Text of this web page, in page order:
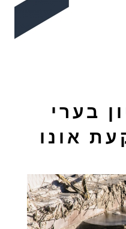
בערי
אונו